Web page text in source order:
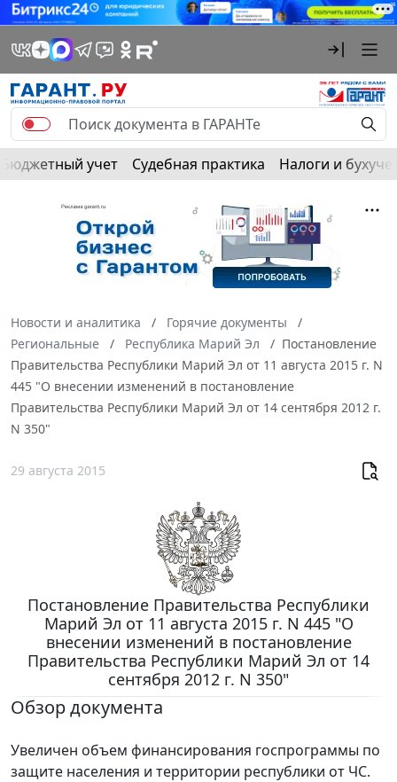
Бюджетный учет Судебная практика Налоги и
Новости и аналитика
Горячие документы
Региональные
Республика Марий Эл
Постановление
Правительства Республики Марий Эл от 11 августа 2015 г. N
445 "О внесении изменений в постановление
Правительства Республики Марий Эл от 14 сентября 2012 г.
N 350"
29 августа 2015
Постановление Правительства Республики
Марий Эл от 11 августа 2015 г. N 445 "О
внесении изменений в постановление
Правительства Республики Марий Эл от 14
сентября 2012 г. N 350"
Обзор документа
Увеличен объем финансирования госпрограммы по
защите населения и территории республики от ЧС.